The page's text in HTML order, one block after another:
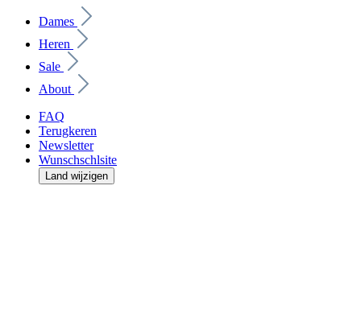
Dames
Heren
Sale
About
FAQ
Terugkeren
Newsletter
Wunschschlsite
Land wijzigen